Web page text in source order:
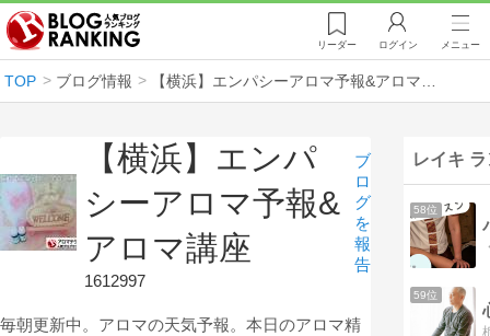
リーダー ログイン メニュー
TOP ブログ情報 【横浜】エンパシーアロマ予報&アロマ講座
【横浜】エンパ
シーアロマ予報&
アロマ講座
1612997
ブ
ロ
グ
を
報
告
毎朝更新中。アロマの天気予報。本日のアロマ精
レイキ
58位
59位